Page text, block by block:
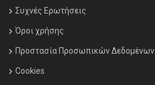
Συχνές Ερωτήσεις
Όροι χρήσης
Προστασία Προσωπικών Δεδομένων
Cookies